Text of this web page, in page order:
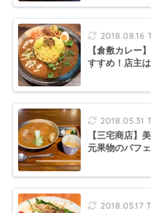
2018.08.16
【倉敷カレー
すすめ！店主
2018.05.31
【三宅商店】
元果物のパフ
2018.05.17